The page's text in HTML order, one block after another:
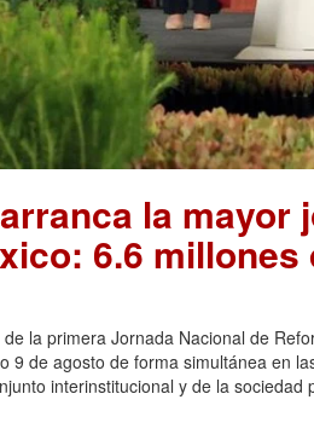
la mayor
6.6 millones
la primera Jornada Nacional de
9 de agosto de forma simultánea en
interinstitucional y de la sociedad